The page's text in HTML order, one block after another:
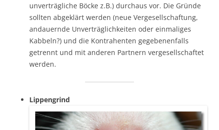
unverträgliche Böcke z.B.) durchaus vor. Die Gründe
sollten abgeklärt werden (neue Vergesellschaftung,
andauernde Unverträglichkeiten oder einmaliges
Kabbeln?) und die Kontrahenten gegebenenfalls
getrennt und mit anderen Partnern vergesellschaftet
werden.
Lippengrind